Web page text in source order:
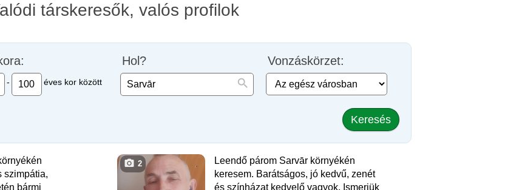
társkeresők, valós profilok
- éves kor között
Hol? Vonzáskörzet:
Keresés
szimpátia,
bármi
2
Leendő párom Sarvār környékén
keresem. Barátságos, jó kedvű, zenét
és színházat kedvelő vagyok. Ismerjük